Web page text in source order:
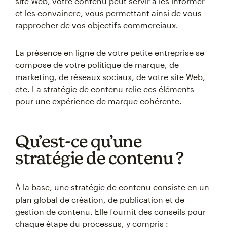
et les convaincre, vous permettant ainsi de vous
rapprocher de vos objectifs commerciaux.
La présence en ligne de votre petite entreprise se
compose de votre politique de marque, de
marketing, de réseaux sociaux, de votre site Web,
etc. La stratégie de contenu relie ces éléments
pour une expérience de marque cohérente.
Qu’est-ce qu’une
stratégie de contenu ?
À la base, une stratégie de contenu consiste en un
plan global de création, de publication et de
gestion de contenu. Elle fournit des conseils pour
chaque étape du processus, y compris :